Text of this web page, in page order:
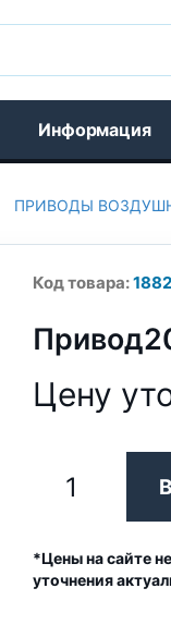
Информация
ПРИВОДЫ
Код товара:
Цену
*Цены на сайте
уточнения